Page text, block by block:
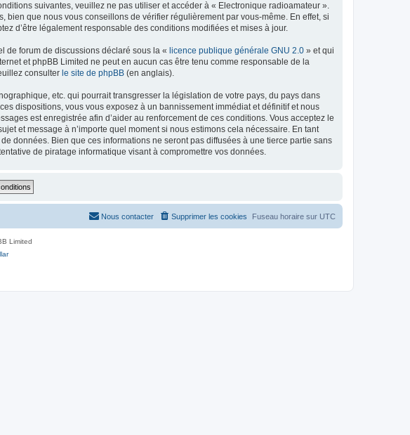
suivantes, veuillez ne pas utiliser et accéder à « Electronique radioamateur ».
que nous vous conseillons de vérifier régulièrement par vous-même. En effet, si
d’être légalement responsable des conditions modifiées et mises à jour.
de forum de discussions déclaré sous la « licence publique générale GNU 2.0 » et qui
et phpBB Limited ne peut en aucun cas être tenu comme responsable de la
consulter le site de phpBB (en anglais).
etc. qui pourrait transgresser la législation de votre pays, du pays dans
dispositions, vous vous exposez à un bannissement immédiat et définitif et nous
est enregistrée afin d’aider au renforcement de ces conditions. Vous acceptez le
et message à n’importe quel moment si nous estimons cela nécessaire. En tant
données. Bien que ces informations ne seront pas diffusées à une tierce partie sans
de piratage informatique visant à compromettre vos données.
Fuseau horaire sur UTC
Supprimer les cookies
Nous contacter
Limited